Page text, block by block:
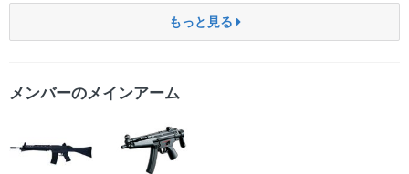
もっと見る
メンバーのメインアーム